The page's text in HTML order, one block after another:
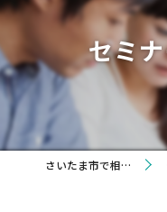
セミ
さいたま市で相談を希望するならFP Avenue